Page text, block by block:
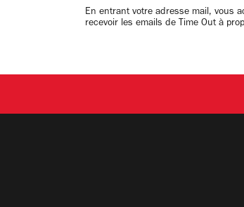
email
En entrant votre adresse mail, vous
recevoir les emails de Time Out à